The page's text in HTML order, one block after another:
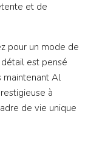
et de
pour un mode de
est pensé
maintenant Al
à
de vie unique